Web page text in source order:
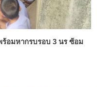
อมหากรบรอบ 3 นร ซ้อม